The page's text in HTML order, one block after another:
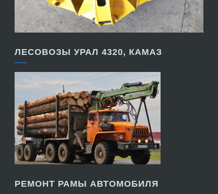
ЛЕСОВОЗЫ УРАЛ 4320, КАМАЗ
РЕМОНТ РАМЫ АВТОМОБИЛЯ